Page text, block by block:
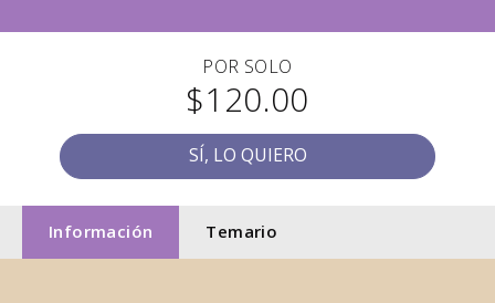
Información Temario
POR SOLO
$120.00
SÍ, LO QUIERO